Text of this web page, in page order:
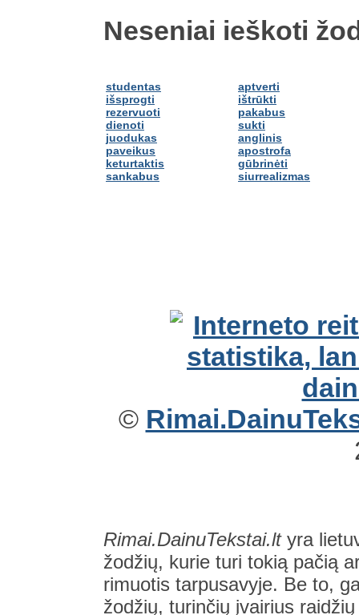
Neseniai ieškoti
studentas
išsprogti
rezervuoti
dienoti
juodukas
paveikus
keturtaktis
sankabus
aptverti
ištrūkti
pakabus
sukti
anglinis
apostrofa
gūbrinėti
siurrealizmas
©
Rimai.DainuTekstai.ltyra
žodžių, kurie turi tokią pačią
rimuotis tarpusavyje. Be to,
žodžių, turinčių įvairius